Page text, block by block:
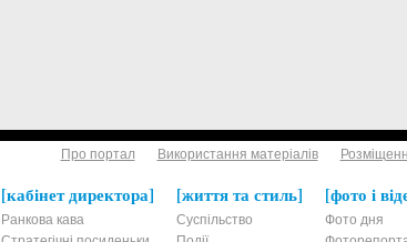
Про портал Використання матеріалів
кабінет директора
Ранкова кава
життя та стиль
Суспільство
фото і
Фото дня